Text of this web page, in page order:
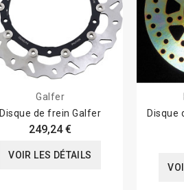
Galfer
Disque de frein Galfer
249,24 €
VOIR LES DÉTAILS
Disque